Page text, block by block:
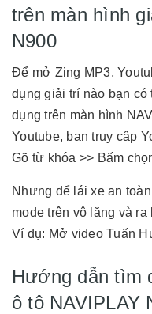
trên màn hình
N900
Để mở Zing MP3,
dụng giải trí nào bạn
dụng trên màn hình
Youtube, bạn truy cập
Gõ từ khóa >> Bấm
Nhưng để lái xe an
mode trên vô lăng và
Ví dụ: Mở video Tuấn
Hướng dẫn tìm
ô tô NAVIPLAY